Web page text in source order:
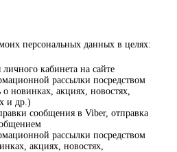
персональных данных в целях:
кабинета на сайте
рассылки посредством
новинках, акциях, новостях,
и др.)
сообщения в Viber, отправка
рассылки посредством
акциях, новостях,